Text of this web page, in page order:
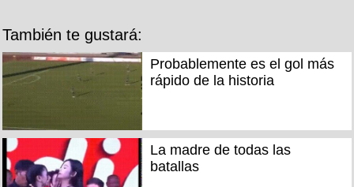
También te gustará:
Probablemente es el gol más
rápido de la historia
La madre de todas las
batallas